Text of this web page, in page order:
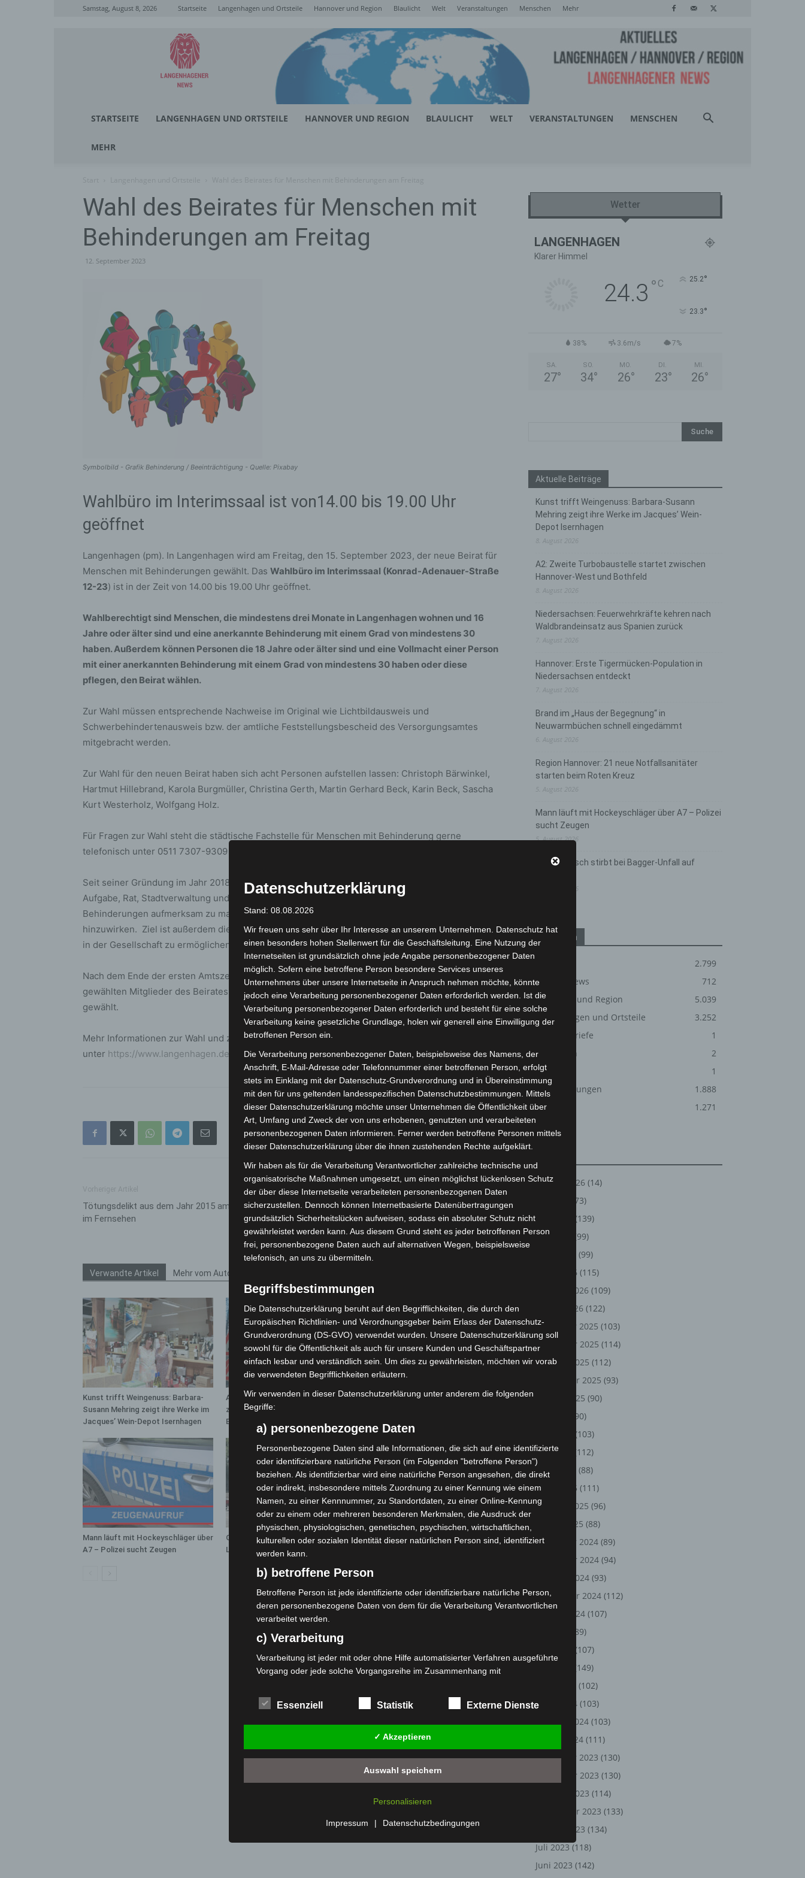
Samstag, August 8, 2026 Startseite Langenhagen und Ortsteile Hannover und Region Blaulicht Welt Veranstaltungen Menschen Mehr
Langenhagener
News
STARTSEITE LANGENHAGEN UND ORTSTEILE HANNOVER UND REGION BLAULICHT WELT VERANSTALTUNGEN MENSCHEN
MEHR
Wahl des Beirates für Menschen mit
Behinderungen am Freitag
12. September 2023
Symbolbild - Grafik Behinderung / Beeinträchtigung - Quelle: Pixabay
Wahlbüro im Interimssaal ist von14.00 bis 19.00 Uhr
geöffnet
Langenhagen (pm). In Langenhagen wird am Freitag, den 15. September 2023, der neue Beirat für
Menschen mit Behinderungen gewählt. Das Wahlbüro im Interimssaal (Konrad-Adenauer-Straße
12-23) ist in der Zeit von 14.00 bis 19.00 Uhr geöffnet.
Wahlberechtigt sind Menschen, die mindestens drei Monate in Langenhagen wohnen und 16
Jahre oder älter sind und eine anerkannte Behinderung mit einem Grad von mindestens 30
haben. Außerdem können Personen die 18 Jahre oder älter sind und eine Vollmacht einer Person
mit einer anerkannten Behinderung mit einem Grad von mindestens 30 haben oder diese
pflegen, den Beirat wählen.
Zur Wahl müssen entsprechende Nachweise im Original wie Lichtbildausweis und
Schwerbehindertenausweis bzw. der amtliche Feststellungsbescheid des Versorgungsamtes
mitgebracht werden.
Zur Wahl für den neuen Beirat haben sich acht Personen aufstellen lassen: Christoph Bärwinkel,
Hartmut Hillebrand, Karola Burgmüller, Christina Gerth, Martin Gerhard Beck, Karin Beck, Sascha
Kurt Westerholz, Wolfgang Holz.
Für Fragen zur Wahl steht die städtische Fachstelle für Menschen mit Behinderung gerne
telefonisch unter 0511 7307-9309 oder per Mail unter
Seit seiner Gründung im Jahr 2018 hat der Beirat für Menschen mit Behinderungen hat die
Aufgabe, Rat, Stadtverwaltung und Öffentlichkeit auf die Interessen von Menschen mit
Behinderungen aufmerksam zu machen und auf die Berücksichtigung ihrer Interessen
hinzuwirken. Ziel ist außerdem die aktive Teilhabe von Menschen mit Behinderungen am Leben
in der Gesellschaft zu ermöglichen.
Nach dem Ende der ersten Amtszeit werden die Mitglieder nun zum ersten Mal neu gewählt. Die
gewählten Mitglieder des Beirates für Menschen mit Behinderungen werden für fünf Jahre
gewählt.
Mehr Informationen zur Wahl und zu den Kandidatinnen und Kandidaten finden Interessierte auch
unter https://www.langenhagen.de/behindertenbeirat-wahl
Tötungsdelikt aus dem Jahr 2015 am Mittwoch
im Fernsehen
Nächster Artikel
Stöcken: Geschwindigkeitsmessung in der
Mecklenheidestraße in der 50er-Zone –
Höchstwert: 97 km/h
Verwandte Artikel Mehr vom Autor
Kunst trifft Weingenuss: Barbara-
Susann Mehring zeigt ihre Werke im
Jacques’ Wein-Depot Isernhagen
A2: Zweite Turbobaustelle startet
zwischen Hannover-West und
Bothfeld
Hannover: Erste Tigermücken-
Mann läuft mit Hockeyschläger über
A7 – Polizei sucht Zeugen
Gasleitung bei McDonald’s-Umbau in
Langenhagen beschädigt
Langenhagen: Autofahrer mit 3,17
Wetter
LANGENHAGEN
Klarer Himmel
24.3 ° C 25.2°
23.3°
38% 3.6m/s 7%
SA.
27°
SO.
34°
MO.
26°
DI.
23°
MI.
26°
Aktuelle Beiträge
Kunst trifft Weingenuss: Barbara-Susann
Mehring zeigt ihre Werke im Jacques’ Wein-
Depot Isernhagen
8. August 2026
A2: Zweite Turbobaustelle startet zwischen
Hannover-West und Bothfeld
8. August 2026
Niedersachsen: Feuerwehrkräfte kehren nach
Waldbrandeinsatz aus Spanien zurück
7. August 2026
Hannover: Erste Tigermücken-Population in
Niedersachsen entdeckt
7. August 2026
Brand im „Haus der Begegnung“ in
Neuwarmbüchen schnell eingedämmt
6. August 2026
Region Hannover: 21 neue Notfallsanitäter
starten beim Roten Kreuz
5. August 2026
Mann läuft mit Hockeyschläger über A7 – Polizei
sucht Zeugen
5. August 2026
Celle: Mensch stirbt bei Bagger-Unfall auf
Kategorien
2.799
Corona-News
712
Hannover und Region
5.039
Langenhagen und Ortsteile
3.252
Leserbriefe
1
Menschen
2
Über uns
1
Veranstaltungen
1.888
Welt
1.271
August 2026 (14)
(73)
(139)
Mai 2026
(99)
(99)
März 2026 (115)
Februar 2026 (109)
Januar 2026 (122)
Dezember 2025 (103)
November 2025 (114)
Oktober 2025 (112)
September 2025 (93)
August 2025 (90)
(90)
(103)
Mai 2025
(112)
April 2025
(88)
März 2025 (111)
Februar 2025 (96)
Januar 2025 (88)
Dezember 2024 (89)
November 2024 (94)
Oktober 2024 (93)
September 2024 (112)
August 2024 (107)
(89)
(107)
(149)
(102)
März 2024 (103)
Februar 2024 (103)
Januar 2024 (111)
Dezember 2023 (130)
November 2023 (130)
Oktober 2023 (114)
September 2023 (133)
August 2023 (134)
Juli 2023 (118)
Juni 2023 (142)
Datenschutzerklärung
Stand: 08.08.2026
Wir freuen uns sehr über Ihr Interesse an unserem Unternehmen. Datenschutz hat
einen besonders hohen Stellenwert für die Geschäftsleitung. Eine Nutzung der
Internetseiten ist grundsätzlich ohne jede Angabe personenbezogener Daten
möglich. Sofern eine betroffene Person besondere Services unseres
Unternehmens über unsere Internetseite in Anspruch nehmen möchte, könnte
jedoch eine Verarbeitung personenbezogener Daten erforderlich werden. Ist die
Verarbeitung personenbezogener Daten erforderlich und besteht für eine solche
Verarbeitung keine gesetzliche Grundlage, holen wir generell eine Einwilligung der
betroffenen Person ein.
Die Verarbeitung personenbezogener Daten, beispielsweise des Namens, der
Anschrift, E-Mail-Adresse oder Telefonnummer einer betroffenen Person, erfolgt
stets im Einklang mit der Datenschutz-Grundverordnung und in Übereinstimmung
mit den für uns geltenden landesspezifischen Datenschutzbestimmungen. Mittels
dieser Datenschutzerklärung möchte unser Unternehmen die Öffentlichkeit über
Art, Umfang und Zweck der von uns erhobenen, genutzten und verarbeiteten
personenbezogenen Daten informieren. Ferner werden betroffene Personen mittels
dieser Datenschutzerklärung über die ihnen zustehenden Rechte aufgeklärt.
Wir haben als für die Verarbeitung Verantwortlicher zahlreiche technische und
organisatorische Maßnahmen umgesetzt, um einen möglichst lückenlosen Schutz
der über diese Internetseite verarbeiteten personenbezogenen Daten
sicherzustellen. Dennoch können Internetbasierte Datenübertragungen
grundsätzlich Sicherheitslücken aufweisen, sodass ein absoluter Schutz nicht
gewährleistet werden kann. Aus diesem Grund steht es jeder betroffenen Person
frei, personenbezogene Daten auch auf alternativen Wegen, beispielsweise
telefonisch, an uns zu übermitteln.
Begriffsbestimmungen
Die Datenschutzerklärung beruht auf den Begrifflichkeiten, die durch den
Europäischen Richtlinien- und Verordnungsgeber beim Erlass der Datenschutz-
Grundverordnung (DS-GVO) verwendet wurden. Unsere Datenschutzerklärung soll
sowohl für die Öffentlichkeit als auch für unsere Kunden und Geschäftspartner
einfach lesbar und verständlich sein. Um dies zu gewährleisten, möchten wir vorab
die verwendeten Begrifflichkeiten erläutern.
Wir verwenden in dieser Datenschutzerklärung unter anderem die folgenden
Begriffe:
a) personenbezogene Daten
Personenbezogene Daten sind alle Informationen, die sich auf eine identifizierte
oder identifizierbare natürliche Person (im Folgenden "betroffene Person")
beziehen. Als identifizierbar wird eine natürliche Person angesehen, die direkt
oder indirekt, insbesondere mittels Zuordnung zu einer Kennung wie einem
Namen, zu einer Kennnummer, zu Standortdaten, zu einer Online-Kennung
oder zu einem oder mehreren besonderen Merkmalen, die Ausdruck der
physischen, physiologischen, genetischen, psychischen, wirtschaftlichen,
kulturellen oder sozialen Identität dieser natürlichen Person sind, identifiziert
werden kann.
b) betroffene Person
Betroffene Person ist jede identifizierte oder identifizierbare natürliche Person,
deren personenbezogene Daten von dem für die Verarbeitung Verantwortlichen
verarbeitet werden.
c) Verarbeitung
Verarbeitung ist jeder mit oder ohne Hilfe automatisierter Verfahren ausgeführte
Vorgang oder jede solche Vorgangsreihe im Zusammenhang mit
das Ordnen, die Speicherung, die Anpassung oder Veränderung, das Auslesen,
das Abfragen, die Verwendung, die Offenlegung durch Übermittlung, Verbreitung
oder eine andere Form der Bereitstellung, den Abgleich oder die Verknüpfung,
die Einschränkung, das Löschen oder die Vernichtung.
d) Einschränkung der Verarbeitung
Einschränkung der Verarbeitung ist die Markierung gespeicherter
Profiling ist jede Art der automatisierten Verarbeitung personenbezogener
Daten, die darin besteht, dass diese personenbezogenen Daten verwendet
werden, um bestimmte persönliche Aspekte, die sich auf eine natürliche Person
Essenziell Statistik Externe Dienste
✓ Akzeptieren
Auswahl speichern
Personalisieren
Impressum | Datenschutzbedingungen